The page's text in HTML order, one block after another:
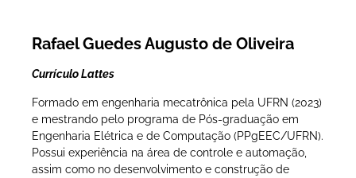
Rafael Guedes Augusto de Oliveira
Currículo Lattes
Formado em engenharia mecatrônica pela UFRN (2023)
e mestrando pelo programa de Pós-graduação em
Engenharia Elétrica e de Computação (PPgEEC/UFRN).
Possui experiência na área de controle e automação,
assim como no desenvolvimento e construção de